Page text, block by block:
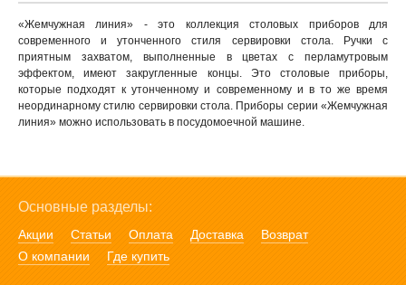
«Жемчужная линия» - это коллекция столовых приборов для
современного и утонченного стиля сервировки стола. Ручки с
приятным захватом, выполненные в цветах с перламутровым
эффектом, имеют закругленные концы. Это столовые приборы,
которые подходят к утонченному и современному и в то же время
неординарному стилю сервировки стола. Приборы серии «Жемчужная
линия» можно использовать в посудомоечной машине.
Основные разделы:
Акции Статьи Оплата Доставка
Возврат
О компании
Где купить